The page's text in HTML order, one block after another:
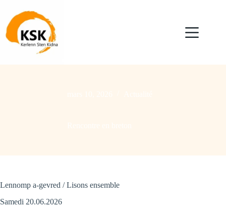
contenu
Lennomp a-gevred / Lisons ensemble
Samedi 20.06.2026